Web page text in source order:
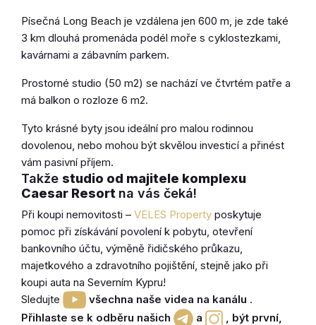
Písečná Long Beach je vzdálena jen 600 m, je zde také
3 km dlouhá promenáda podél moře s cyklostezkami,
kavárnami a zábavním parkem.
Prostorné studio (50 m2) se nachází ve čtvrtém patře a
má balkon o rozloze 6 m2.
Tyto krásné byty jsou ideální pro malou rodinnou
dovolenou, nebo mohou být skvělou investicí a přinést
vám pasivní příjem.
Takže studio od majitele komplexu
Caesar Resort na vás čeká!
Při koupi nemovitosti – VELES Property poskytuje
pomoc při získávání povolení k pobytu, otevření
bankovního účtu, výměně řidičského průkazu,
majetkového a zdravotního pojištění , stejně jako při
koupi auta na Severním Kypru!
Sledujte
všechna naše videa na kanálu .
Přihlaste se k odběru našich
a , být první,